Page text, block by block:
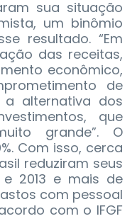
sua situação
um binômio
resultado. “Em
das receitas,
econômico,
de
a alternativa dos
que
grande”. O
Com isso, cerca
reduziram seus
e 2013 e mais de
com pessoal
com o IFGF